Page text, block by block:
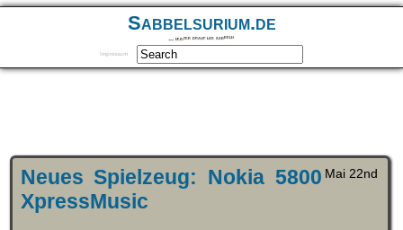
Sabbelsurium.de
… munter drauf los sabbeln
Impressum
Mai 22nd
Neues Spielzeug: Nokia 5800
XpressMusic